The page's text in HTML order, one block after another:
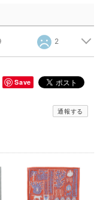
2
Save
通報する